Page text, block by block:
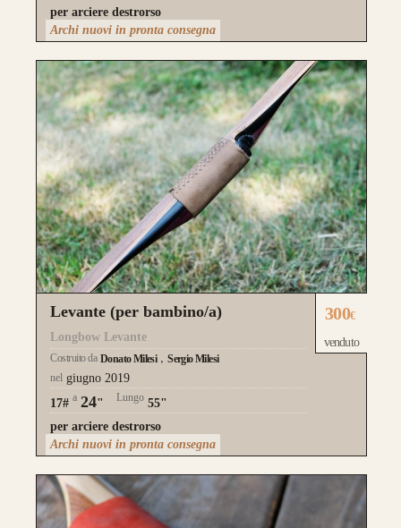
per arciere destrorso
Archi nuovi in pronta consegna
Levante (per bambino/a)
Longbow Levante
Costruito da Donato Milesi
Sergio Milesi
nel giugno 2019
17# a 24" Lungo 55"
per arciere destrorso
300€
venduto
Archi nuovi in pronta consegna